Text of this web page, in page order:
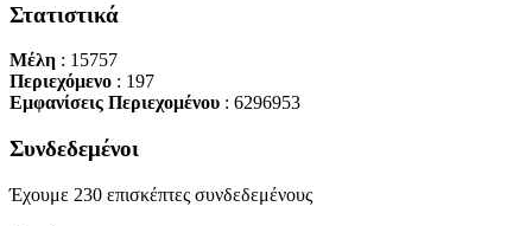
Στατιστικά
Μέλη : 15757
Περιεχόμενο : 197
Εμφανίσεις Περιεχομένου : 6296953
Συνδεδεμένοι
Έχουμε 230 επισκέπτες συνδεδεμένους